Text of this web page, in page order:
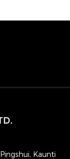
Kaunti